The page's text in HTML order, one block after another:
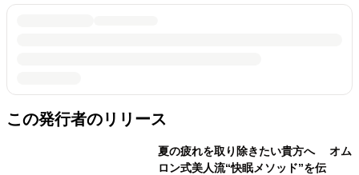
この発行者のリリース
夏の疲れを取り除きたい貴方へ オム
ロン式美人流“快眠メソッド”を伝